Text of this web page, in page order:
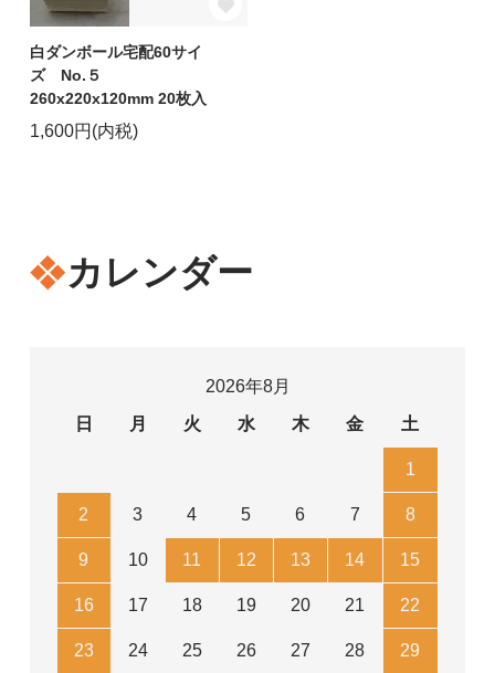
白ダンボール宅配60サイ
ズ No.５
260x220x120mm 20枚入
1,600円(内税)
カレンダー
2026年8月
日
月 火 水 木 金 土
1
2 3 4 5 6 7 8
9 10 11 12 13 14 15
16 17 18 19 20 21 22
23 24 25 26 27 28 29